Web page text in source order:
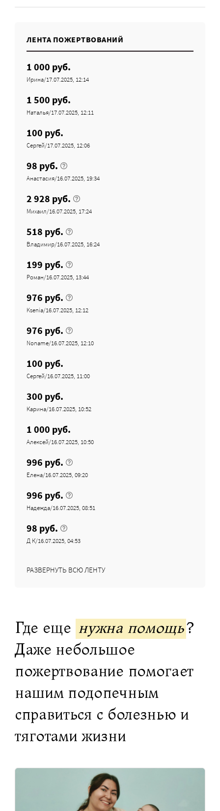
ЛЕНТА ПОЖЕРТВОВАНИЙ
1 000 руб.
Ирина/17.07.2025, 12:14
1 500 руб.
Наталья/17.07.2025, 12:11
100 руб.
Сергей/17.07.2025, 12:06
98 руб.
Анастасия/16.07.2025, 19:34
2 928 руб.
Михаил/16.07.2025, 17:24
518 руб.
Владимир/16.07.2025, 16:24
199 руб.
Роман/16.07.2025, 13:44
976 руб.
Ksenia/16.07.2025, 12:12
976 руб.
Noname/16.07.2025, 12:10
100 руб.
Сергей/16.07.2025, 11:00
300 руб.
Карина/16.07.2025, 10:52
1 000 руб.
Алексей/16.07.2025, 10:50
996 руб.
Елена/16.07.2025, 09:20
996 руб.
Надежда/16.07.2025, 08:51
98 руб.
Д К/16.07.2025, 04:53
РАЗВЕРНУТЬ ВСЮ ЛЕНТУ
Где еще нужна помощь?
Даже небольшое
пожертвование помогает
нашим подопечным
справиться с болезнью и
тяготами жизни